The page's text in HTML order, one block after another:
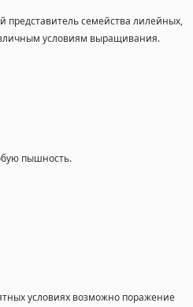
представитель семейства лилейных,
условиям выращивания.
пышность.
условиях возможно поражение